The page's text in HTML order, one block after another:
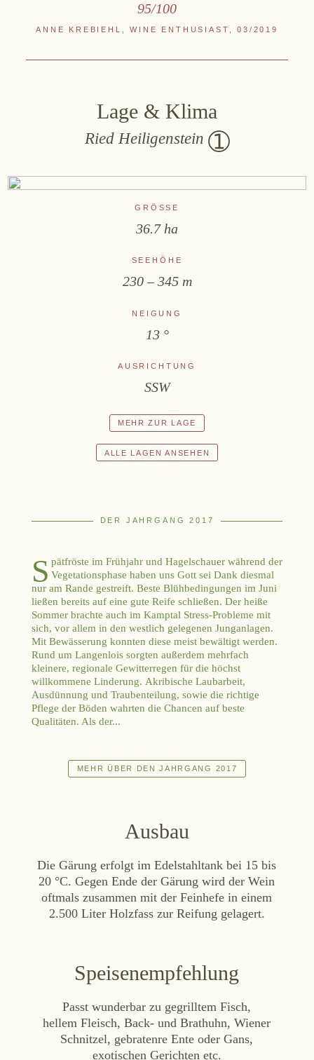
95/100
ANNE KREBIEHL, WINE ENTHUSIAST, 03/2019
Lage & Klima
Ried Heiligenstein
GRÖSSE
36.7 ha
SEEHÖHE
230 – 345 m
NEIGUNG
13 °
AUSRICHTUNG
SSW
MEHR ZUR LAGE
ALLE LAGEN ANSEHEN
DER JAHRGANG 2017
S pätfröste im Frühjahr und Hagelschauer während der
Vegetationsphase haben uns Gott sei Dank diesmal
nur am Rande gestreift. Beste Blühbedingungen im Juni
ließen bereits auf eine gute Reife schließen. Der heiße
Sommer brachte auch im Kamptal Stress-Probleme mit
sich, vor allem in den westlich gelegenen Junganlagen.
Mit Bewässerung konnten diese meist bewältigt werden.
Rund um Langenlois sorgten außerdem mehrfach
kleinere, regionale Gewitterregen für die höchst
willkommene Linderung. Akribische Laubarbeit,
Ausdünnung und Traubenteilung, sowie die richtige
Pflege der Böden wahrten die Chancen auf beste
Qualitäten. Als der...
MEHR ÜBER DEN JAHRGANG 2017
Ausbau
Die Gärung erfolgt im Edelstahltank bei 15 bis
20 °C. Gegen Ende der Gärung wird der Wein
oftmals zusammen mit der Feinhefe in einem
2.500 Liter Holzfass zur Reifung gelagert.
Speisenempfehlung
Passt wunderbar zu gegrilltem Fisch,
hellem Fleisch, Back- und Brathuhn, Wiener
Schnitzel, gebratenre Ente oder Gans,
exotischen Gerichten etc.